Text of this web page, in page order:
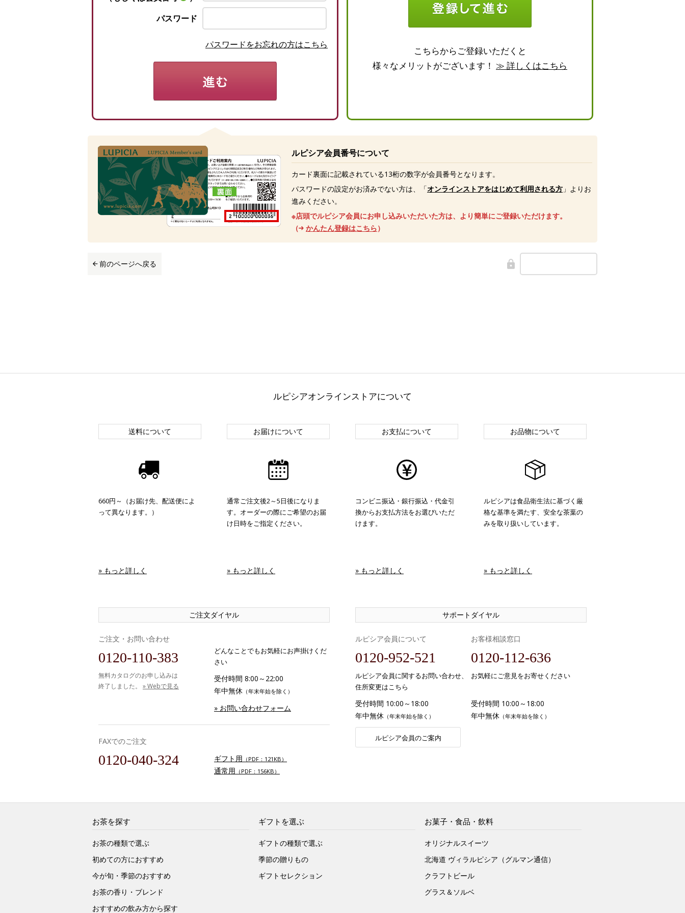
パスワード
パスワードをお忘れの方はこちら
こちらからご登録いただくと
様々なメリットがございます！ ≫ 詳しくはこちら
ルピシア会員番号について
カード裏面に記載されている13桁の数字が会員番号となります。
パスワードの設定がお済みでない方は、「オンラインストアをはじめて利用される方 」よりお
進みください。
※店頭でルピシア会員にお申し込みいただいた方は、より簡単にご登録いただけます。
（
かんたん登録はこちら）
前のページへ戻る
ルピシアオンラインストアについて
送料について
660円～（お届け先、配送便によ
って異なります。）
» もっと詳しく
お届けについて
通常ご注文後2～5日後になりま
す。オーダーの際にご希望のお届
け日時をご指定ください。
» もっと詳しく
お支払について
コンビニ振込・銀行振込・代金引
換からお支払方法をお選びいただ
けます。
» もっと詳しく
お品物について
ルピシアは食品衛生法に基づく厳
格な基準を満たす、安全な茶葉の
みを取り扱いしています。
» もっと詳しく
ご注文ダイヤル
ご注文・お問い合わせ
0120-110-383
無料カタログのお申し込みは
終了しました。 » Webで見る
どんなことでもお気軽にお声掛けくだ
さい
受付時間 8:00～22:00
年中無休 （年末年始を除く）
» お問い合わせフォーム
FAXでのご注文
0120-040-324 ギフト用 （PDF：121KB）
通常用 （PDF：156KB）
サポートダイヤル
ルピシア会員について
0120-952-521
ルピシア会員に関するお問い合わせ、
住所変更はこちら
受付時間 10:00～18:00
年中無休 （年末年始を除く）
ルピシア会員のご案内
お客様相談窓口
0120-112-636
お気軽にご意見をお寄せください
受付時間 10:00～18:00
年中無休 （年末年始を除く）
お茶を探す
お茶の種類で選ぶ
初めての方におすすめ
今が旬・季節のおすすめ
お茶の香り・ブレンド
おすすめの飲み方から探す
ギフトを選ぶ
ギフトの種類で選ぶ
季節の贈りもの
ギフトセレクション
お菓子・食品・飲料
オリジナルスイーツ
北海道 ヴィラルピシア（グルマン通信）
クラフトビール
グラス＆ソルベ